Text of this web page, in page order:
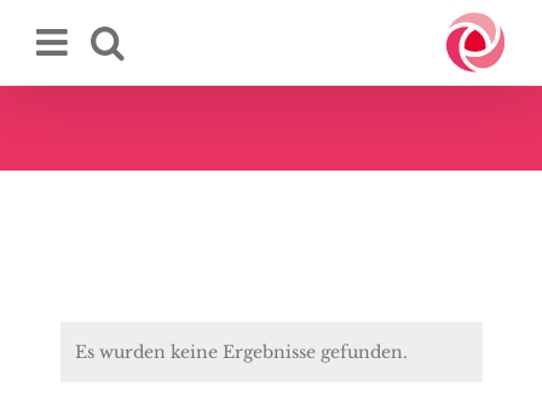
Inhalt
Es wurden keine Ergebnisse gefunden.